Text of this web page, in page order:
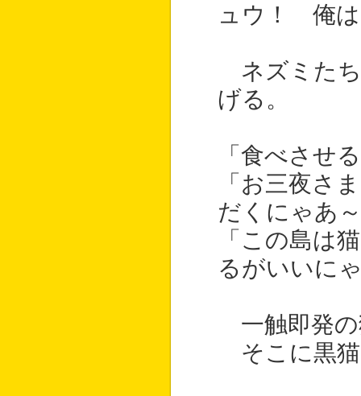
ュウ！ 俺は
ネズミたち
げる。
「食べさせ
「お三夜さ
だくにゃあ
「この島は
るがいいに
一触即発の
そこに黒猫